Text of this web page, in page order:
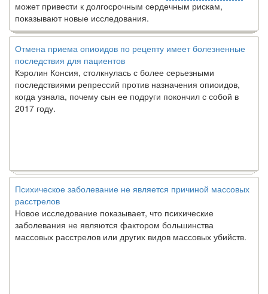
может привести к долгосрочным сердечным рискам,
показывают новые исследования.
Отмена приема опиоидов по рецепту имеет болезненные
последствия для пациентов
Кэролин Консия, столкнулась с более серьезными
последствиями репрессий против назначения опиоидов,
когда узнала, почему сын ее подруги покончил с собой в
2017 году.
Психическое заболевание не является причиной массовых
расстрелов
Новое исследование показывает, что психические
заболевания не являются фактором большинства
массовых расстрелов или других видов массовых убийств.